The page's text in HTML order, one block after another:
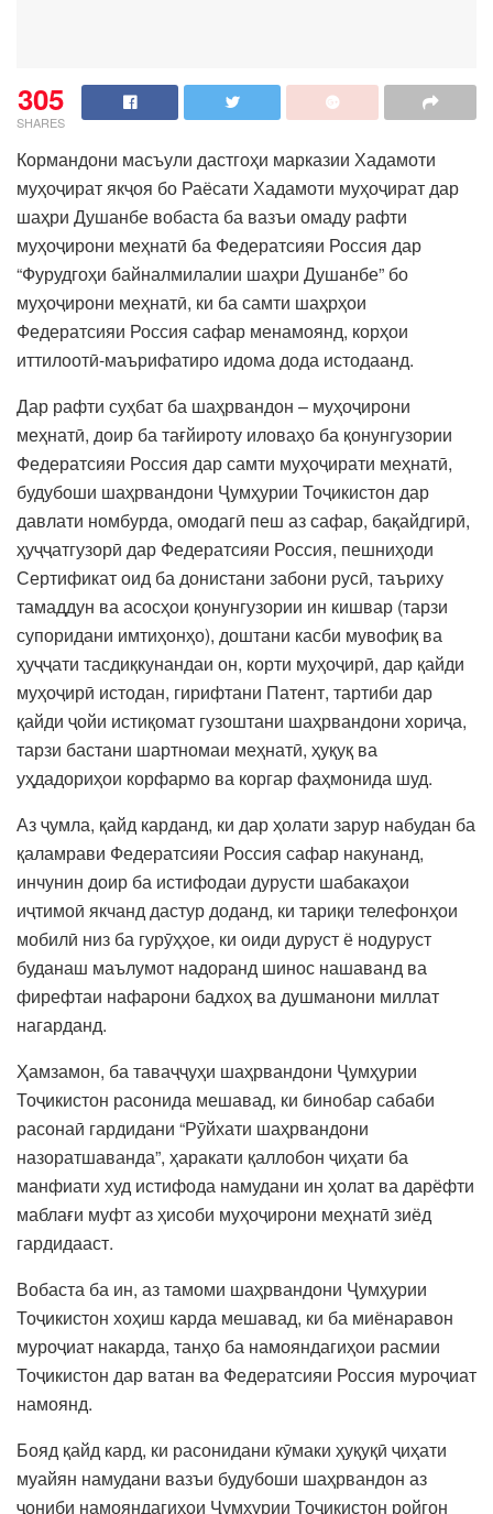
305
SHARES
Кормандони масъули дастгоҳи марказии Хадамоти
муҳоҷират якҷоя бо Раёсати Хадамоти муҳоҷират дар
шаҳри Душанбе вобаста ба вазъи омаду рафти
муҳоҷирони меҳнатӣ ба Федератсияи Россия дар
“Фурудгоҳи байналмилалии шаҳри Душанбе” бо
муҳоҷирони меҳнатӣ, ки ба самти шаҳрҳои
Федератсияи Россия сафар менамоянд, корҳои
иттилоотӣ-маърифатиро идома дода истодаанд.
Дар рафти суҳбат ба шаҳрвандон – муҳоҷирони
меҳнатӣ, доир ба тағйироту иловаҳо ба қонунгузории
Федератсияи Россия дар самти муҳоҷирати меҳнатӣ,
будубоши шаҳрвандони Ҷумҳурии Тоҷикистон дар
давлати номбурда, омодагӣ пеш аз сафар, бақайдгирӣ,
ҳуҷҷатгузорӣ дар Федератсияи Россия, пешниҳоди
Сертификат оид ба донистани забони русӣ, таъриху
тамаддун ва асосҳои қонунгузории ин кишвар (тарзи
супоридани имтиҳонҳо), доштани касби мувофиқ ва
ҳуҷҷати тасдиқкунандаи он, корти муҳоҷирӣ, дар қайди
муҳоҷирӣ истодан, гирифтани Патент, тартиби дар
қайди ҷойи истиқомат гузоштани шаҳрвандони хориҷа,
тарзи бастани шартномаи меҳнатӣ, ҳуқуқ ва
уҳдадориҳои корфармо ва коргар фаҳмонида шуд.
Аз ҷумла, қайд карданд, ки дар ҳолати зарур набудан ба
қаламрави Федератсияи Россия сафар накунанд,
инчунин доир ба истифодаи дурусти шабакаҳои
иҷтимоӣ якчанд дастур доданд, ки тариқи телефонҳои
мобилӣ низ ба гурӯҳҳое, ки оиди дуруст ё нодуруст
буданаш маълумот надоранд шинос нашаванд ва
фирефтаи нафарони бадхоҳ ва душманони миллат
нагарданд.
Ҳамзамон, ба таваҷҷуҳи шаҳрвандони Ҷумҳурии
Тоҷикистон расонида мешавад, ки бинобар сабаби
расонаӣ гардидани “Рӯйхати шаҳрвандони
назоратшаванда”, ҳаракати қаллобон ҷиҳати ба
манфиати худ истифода намудани ин ҳолат ва дарёфти
маблағи муфт аз ҳисоби муҳоҷирони меҳнатӣ зиёд
гардидааст.
Вобаста ба ин, аз тамоми шаҳрвандони Ҷумҳурии
Тоҷикистон хоҳиш карда мешавад, ки ба миёнаравон
муроҷиат накарда, танҳо ба намояндагиҳои расмии
Тоҷикистон дар ватан ва Федератсияи Россия муроҷиат
намоянд.
Бояд қайд кард, ки расонидани кӯмаки ҳуқуқӣ ҷиҳати
муайян намудани вазъи будубоши шаҳрвандон аз
ҷониби намояндагиҳои Ҷумҳурии Тоҷикистон ройгон